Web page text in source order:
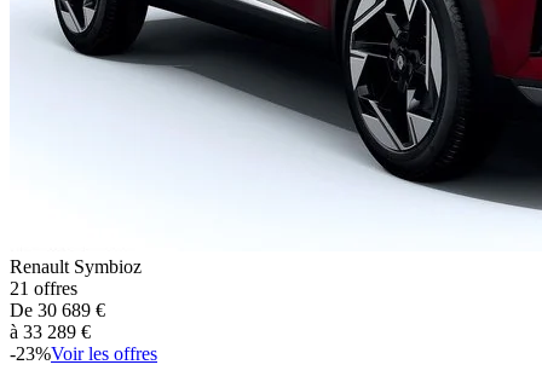
Renault Symbioz
21 offres
De 30 689 €
à 33 289 €
-23%Voir les offres